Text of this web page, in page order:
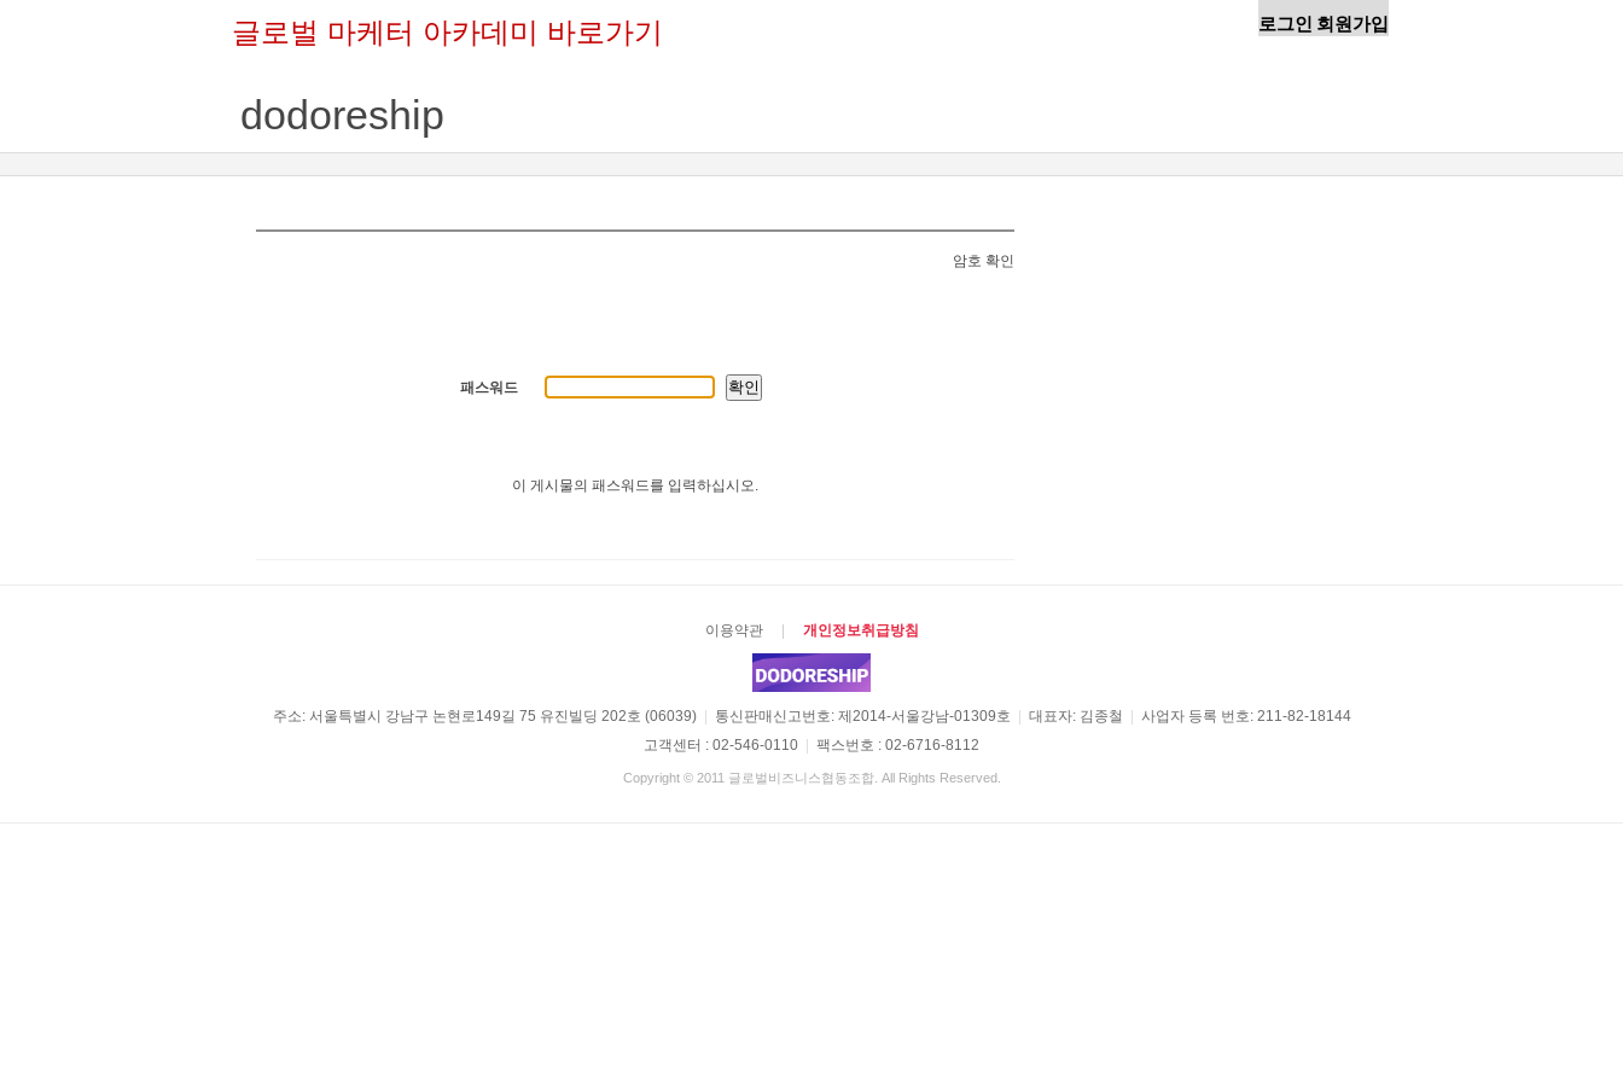
글로벌 마케터 아카데미 바로가기 로그인 회원가입
dodoreship
암호 확인
패스워드
이 게시물의 패스워드를 입력하십시오.
이용약관 개인정보취급방침
주소: 서울특별시 강남구 논현로149길 75 유진빌딩 202호 (06039) 통신판매신고번호: 제2014-서울강남-01309호 대표자: 김종철
사업자 등록 번호: 211-82-18144
고객센터 : 02-546-0110
팩스번호 : 02-6716-8112
Copyright © 2011 글로벌비즈니스협동조합. All Rights Reserved.